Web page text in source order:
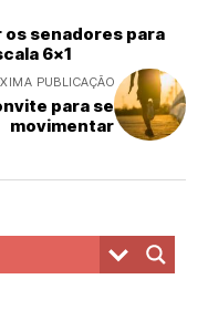
senadores para
6x1
PUBLICAÇÃO
para se
movimentar